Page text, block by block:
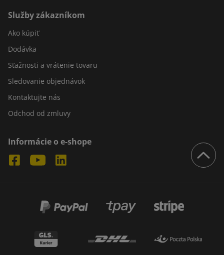
Služby zákazníkom
Ako kúpiť
Dodávka
Sťažnosti a vrátenie tovaru
Sledovanie objednávok
Kontaktujte nás
Odchod od zmluvy
Informácie o e-shope